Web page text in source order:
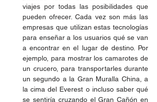
viajes por todas las posibilidades que
pueden ofrecer. Cada vez son más las
empresas que utilizan estas tecnologías
para enseñar a los usuarios qué se van
a encontrar en el lugar de destino. Por
ejemplo, para mostrar los camarotes de
un crucero, para transportarles durante
un segundo a la Gran Muralla China, a
la cima del Everest o incluso saber qué
se sentiría cruzando el Gran Cañón en